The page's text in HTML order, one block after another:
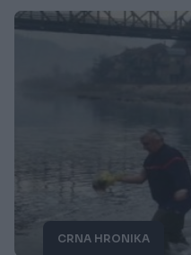
CRNA HRONIKA